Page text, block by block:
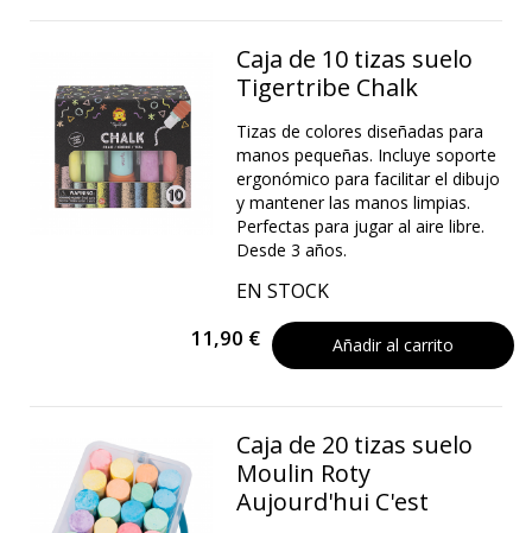
Caja de 10 tizas suelo
Tigertribe Chalk
Tizas de colores diseñadas para
manos pequeñas. Incluye soporte
ergonómico para facilitar el dibujo
y mantener las manos limpias.
Perfectas para jugar al aire libre.
Desde 3 años.
EN STOCK
11,90 € Añadir al carrito
Caja de 20 tizas suelo
Moulin Roty
Aujourd'hui C'est